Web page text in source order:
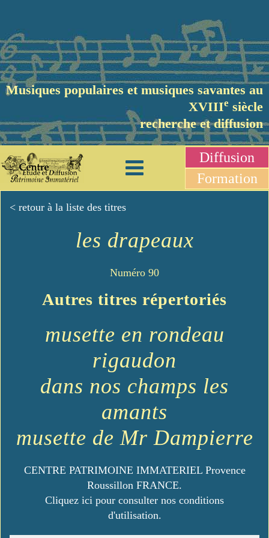
Musiques populaires et musiques savantes au
XVIIIe siècle
recherche et diffusion
Diffusion
Formation
< retour à la liste des titres
les drapeaux
Numéro 90
Autres titres répertoriés
musette en rondeau
rigaudon
dans nos champs les
amants
musette de Mr Dampierre
CENTRE PATRIMOINE IMMATERIEL Provence
Roussillon FRANCE.
Cliquez ici pour consulter nos conditions
d'utilisation.